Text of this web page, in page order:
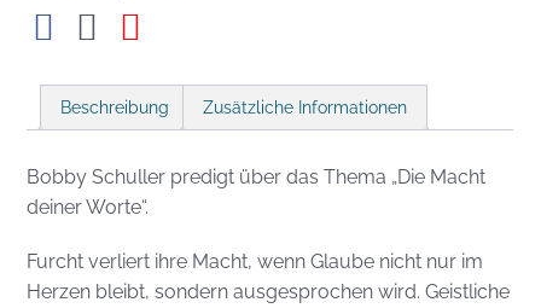
Beschreibung Zusätzliche Informationen
Bobby Schuller predigt über das Thema „Die Macht
deiner Worte“.
Furcht verliert ihre Macht, wenn Glaube nicht nur im
Herzen bleibt, sondern ausgesprochen wird. Geistliche